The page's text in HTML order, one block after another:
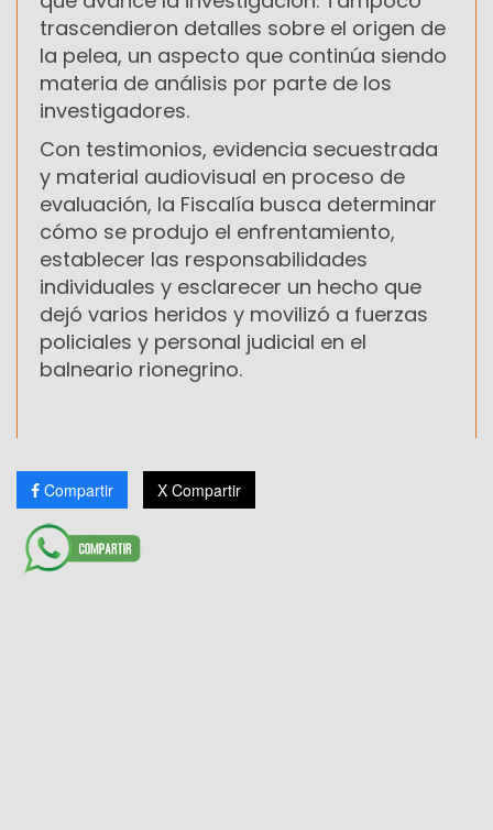
trascendieron detalles sobre el origen de
la pelea, un aspecto que continúa siendo
materia de análisis por parte de los
investigadores.
Con testimonios, evidencia secuestrada
y material audiovisual en proceso de
evaluación, la Fiscalía busca determinar
cómo se produjo el enfrentamiento,
establecer las responsabilidades
individuales y esclarecer un hecho que
dejó varios heridos y movilizó a fuerzas
policiales y personal judicial en el
balneario rionegrino.
Compartir X Compartir